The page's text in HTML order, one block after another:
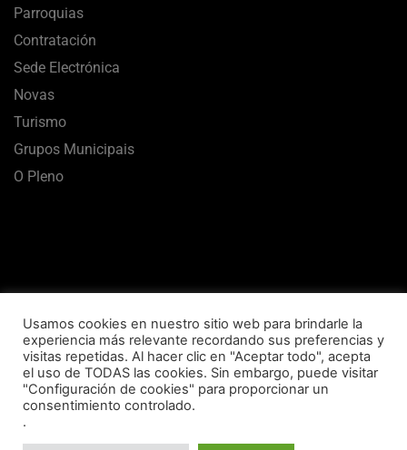
Parroquias
Contratación
Sede Electrónica
Novas
Turismo
Grupos Municipais
O Pleno
Aviso Legal Termos de usoPolítica de Privacidade
Política de CookiesMapa Web
Concello de Vilalba © 2020 Todos los derechos reservados
Usamos cookies en nuestro sitio web para brindarle la
experiencia más relevante recordando sus preferencias y
visitas repetidas. Al hacer clic en "Aceptar todo", acepta
el uso de TODAS las cookies. Sin embargo, puede visitar
"Configuración de cookies" para proporcionar un
consentimiento controlado.
.